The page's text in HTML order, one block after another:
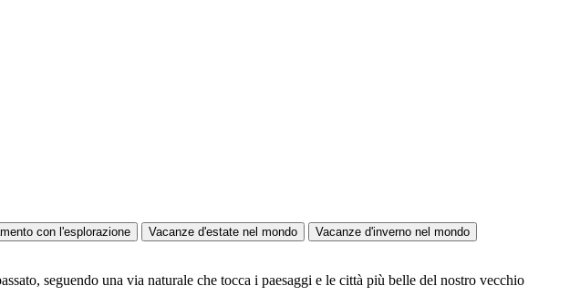
con l'esplorazione Vacanze d'estate nel mondo Vacanze d'inverno nel mondo
seguendo una via naturale che tocca i paesaggi e le città più belle del nostro vecchio